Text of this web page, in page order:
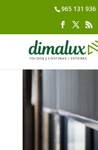
965 131 936
Abrir barra de